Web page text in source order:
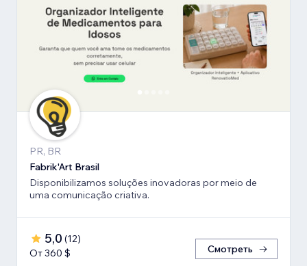
PR, BR
Fabrik'Art Brasil
Disponibilizamos soluções inovadoras por meio de
uma comunicação criativa.
5,0 (12)
От 360 $
Смотреть